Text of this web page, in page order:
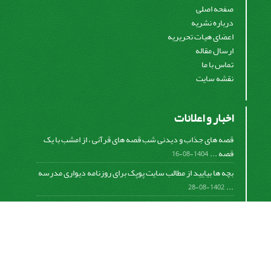
صفحه اصلی
درباره نشریه
اعضای هیات تحریریه
ارسال مقاله
تماس با ما
نقشه سایت
اخبار و اعلانات
قصه های جذاب و دیدنی شب قصه های قرآنی ، از امشب با یک
قصه ...1404-08-16
بچه ها بیایید از مطالب سایت پوپک برای روزنامه دیواری مدرسه
...
1402-08-28